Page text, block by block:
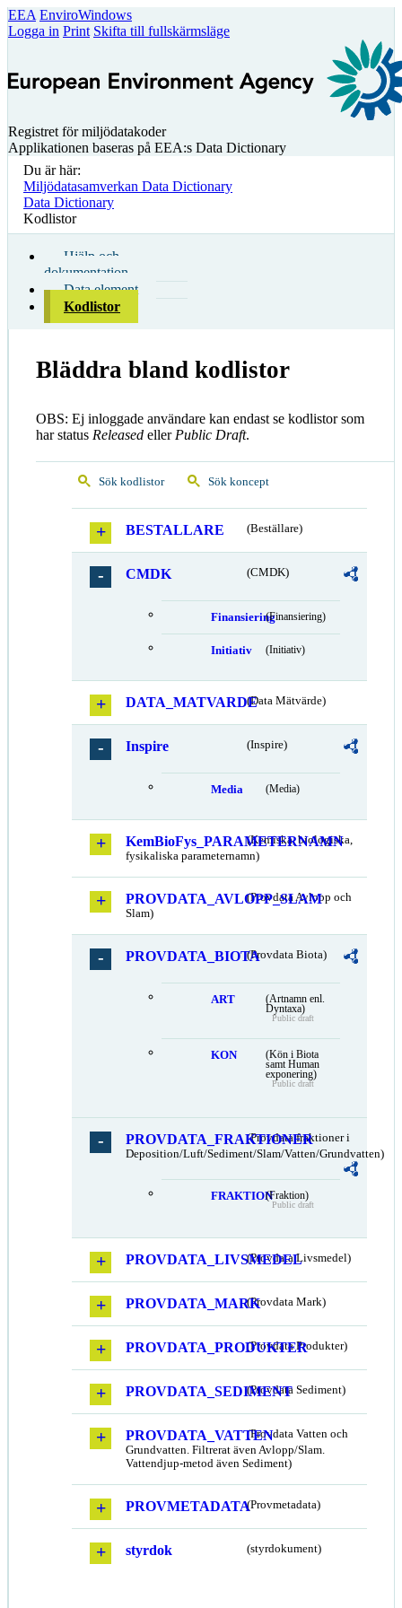
EEA EnviroWindows
Logga in Print Skifta till fullskärmsläge
Registret för miljödatakoder
Applikationen baseras på EEA:s Data Dictionary
Du är här:
Miljödatasamverkan Data Dictionary
Data Dictionary
Kodlistor
Hjälp och
dokumentation
Data element
Kodlistor
Bläddra bland kodlistor
OBS: Ej inloggade användare kan endast se kodlistor som
har status Released eller Public Draft.
Sök kodlistor Sök koncept
BESTALLARE (Beställare)
CMDK (CMDK)
Finansiering(Finansiering)
Initiativ (Initiativ)
DATA_MATVARDE(Data Mätvärde)
Inspire (Inspire)
Media (Media)
KemBioFys_PARAMETERNAMN
(Kemiska, biologiska,
fysikaliska parameternamn)
PROVDATA_AVLOPP_SLAM
(Provdata Avlopp och
Slam)
PROVDATA_BIOTA(Provdata Biota)
ART
(Artnamn enl.
Dyntaxa)
Public draft
KON
(Kön i Biota
samt Human
exponering)
Public draft
PROVDATA_FRAKTIONER
(Provdata fraktioner i
Deposition/Luft/Sediment/Slam/Vatten/Grundvatten)
FRAKTION(Fraktion)
Public draft
PROVDATA_LIVSMEDEL
(Provdata Livsmedel)
PROVDATA_MARK(Provdata Mark)
PROVDATA_PRODUKTER
(Provdata Produkter)
PROVDATA_SEDIMENT(Provdata Sediment)
PROVDATA_VATTEN(Provdata Vatten och
Grundvatten. Filtrerat även Avlopp/Slam.
Vattendjup-metod även Sediment)
PROVMETADATA(Provmetadata)
styrdok (styrdokument)